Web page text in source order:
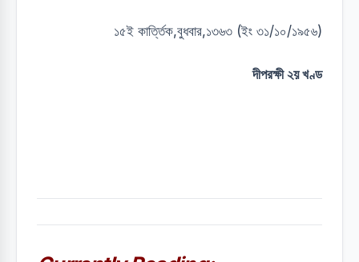
১৫ই কার্ত্তিক,বুধবার,১৩৬৩ (ইং ৩১/১০/১৯৫৬)
দীপরক্ষী ২য় খণ্ড